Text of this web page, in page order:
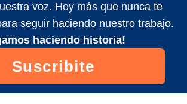
voz. Hoy más que nunca te
seguir haciendo nuestro trabajo.
haciendo historia!
Suscribite